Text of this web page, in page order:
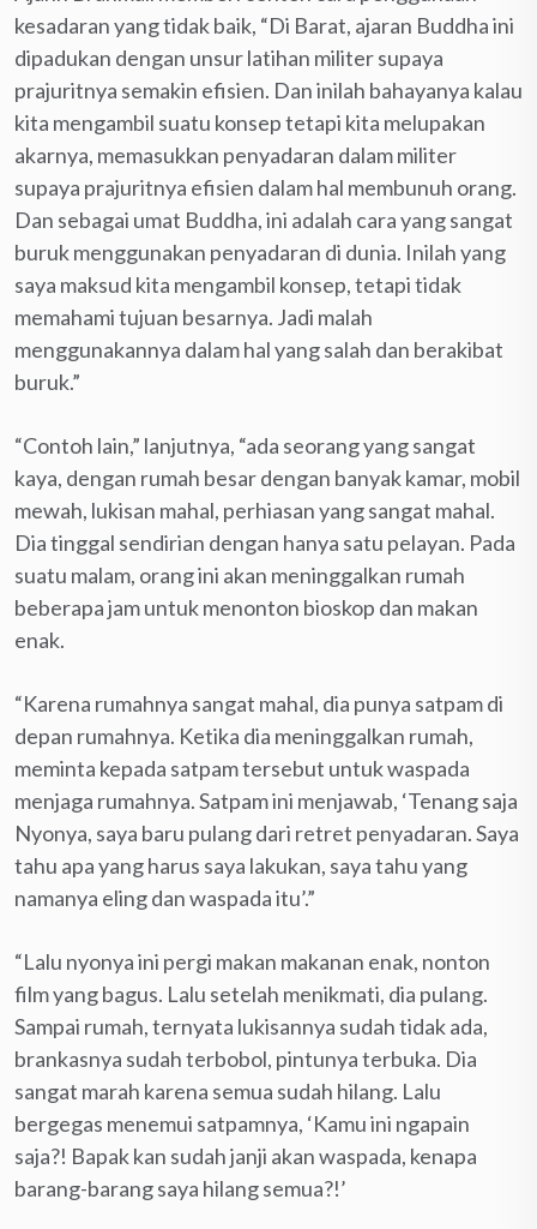
kesadaran yang tidak baik, “Di Barat, ajaran Buddha ini
dipadukan dengan unsur latihan militer supaya
prajuritnya semakin efisien. Dan inilah bahayanya kalau
kita mengambil suatu konsep tetapi kita melupakan
akarnya, memasukkan penyadaran dalam militer
supaya prajuritnya efisien dalam hal membunuh orang.
Dan sebagai umat Buddha, ini adalah cara yang sangat
buruk menggunakan penyadaran di dunia. Inilah yang
saya maksud kita mengambil konsep, tetapi tidak
memahami tujuan besarnya. Jadi malah
menggunakannya dalam hal yang salah dan berakibat
buruk.”
“Contoh lain,” lanjutnya, “ada seorang yang sangat
kaya, dengan rumah besar dengan banyak kamar, mobil
mewah, lukisan mahal, perhiasan yang sangat mahal.
Dia tinggal sendirian dengan hanya satu pelayan. Pada
suatu malam, orang ini akan meninggalkan rumah
beberapa jam untuk menonton bioskop dan makan
enak.
“Karena rumahnya sangat mahal, dia punya satpam di
depan rumahnya. Ketika dia meninggalkan rumah,
meminta kepada satpam tersebut untuk waspada
menjaga rumahnya. Satpam ini menjawab, ‘Tenang saja
Nyonya, saya baru pulang dari retret penyadaran. Saya
tahu apa yang harus saya lakukan, saya tahu yang
namanya eling dan waspada itu’.”
“Lalu nyonya ini pergi makan makanan enak, nonton
film yang bagus. Lalu setelah menikmati, dia pulang.
Sampai rumah, ternyata lukisannya sudah tidak ada,
brankasnya sudah terbobol, pintunya terbuka. Dia
sangat marah karena semua sudah hilang. Lalu
bergegas menemui satpamnya, ‘Kamu ini ngapain
saja?! Bapak kan sudah janji akan waspada, kenapa
barang-barang saya hilang semua?!’